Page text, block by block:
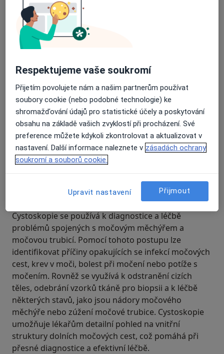
K čemu je cystoskopie
používána?
Cystoskopie se používá k diagnostice a léčbě
problémů spojených s močovým měchýřem a
močovou trubicí. Pomocí tohoto postupu lze
identifikovat příčiny opakujících se infekcí močových
cest, krev v moči, bolest při močení nebo potíže s
močením. Rovněž se využívá k odstranění cizích
těles, odebrání vzorků tkáně pro biopsii a k léčbě
některých stavů, jako jsou nádory močového
měchýře nebo zúžení močové trubice. Cystoskopie
umožňuje lékařům detailní pohled na vnitřní
struktury dolních močových cest, což pomáhá při
přesné diagnostice a efektivní léčbě.
Respektujeme vaše soukromí
Přijetím povolujete nám a našim partnerům používat
soubory cookie (nebo podobné technologie) ke
shromažďování údajů pro statistické účely a poskytování
obsahu na základě vašich zvyklostí při procházení. Své
preference můžete kdykoli zkontrolovat a aktualizovat v
nastavení. Další informace naleznete v zásadách ochrany
soukromí a souborů cookie.
Upravit nastavení Přijmout